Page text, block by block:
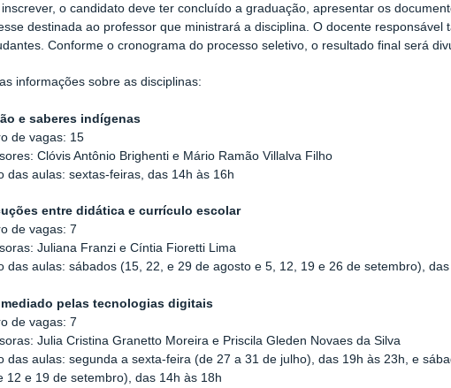
o candidato deve ter concluído a graduação, apresentar os
destinada ao professor que ministrará a disciplina. O docente responsável
Conforme o cronograma do processo seletivo, o resultado final será
informações sobre as disciplinas:
e saberes indígenas
de vagas: 15
Clóvis Antônio Brighenti e Mário Ramão Villalva Filho
das aulas: sextas-feiras, das 14h às 16h
entre didática e currículo escolar
de vagas: 7
Juliana Franzi e Cíntia Fioretti Lima
das aulas: sábados (15, 22, e 29 de agosto e 5, 12, 19 e 26 de setembro),
mediado pelas tecnologias digitais
de vagas: 7
Julia Cristina Granetto Moreira e Priscila Gleden Novaes da Silva
das aulas: segunda a sexta-feira (de 27 a 31 de julho), das 19h às 23h, e
12 e 19 de setembro), das 14h às 18h